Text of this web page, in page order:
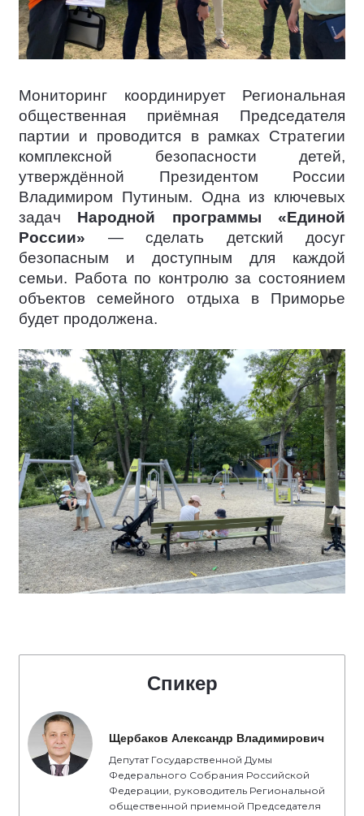
Мониторинг координирует Региональная
общественная приёмная Председателя
партии и проводится в рамках Стратегии
комплексной безопасности детей,
утверждённой Президентом России
Владимиром Путиным. Одна из ключевых
задач Народной программы «Единой
России» — сделать детский досуг
безопасным и доступным для каждой
семьи. Работа по контролю за состоянием
объектов семейного отдыха в Приморье
будет продолжена.
Спикер
Щербаков Александр Владимирович
Депутат Государственной Думы
Федерального Собрания Российской
Федерации, руководитель Региональной
общественной приемной Председателя